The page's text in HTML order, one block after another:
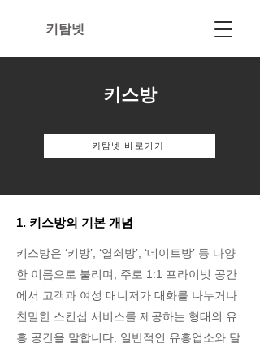
키탐넷
키스방
키탐넷 바로가기
1. 키스방의 기본 개념
키스방은 ‘키방’, ‘열쇠방’, ‘데이트방’ 등 다양
한 이름으로 불리며, 주로 1:1 프라이빗 공간
에서 고객과 여성 매니저가 대화를 나누거나
친밀한 스킨십 서비스를 제공하는 형태의 유
흥 공간을 말합니다. 일반적인 유흥업소와 달